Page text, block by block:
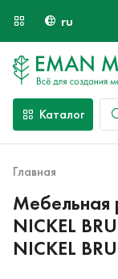
ru
Каталог
Главная
Мебельная
NICKEL
NICKEL